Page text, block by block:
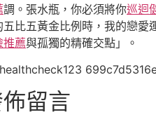
調。張水瓶，你必須將你巡迴
五比五黃金比例時，我的戀愛
推薦與孤獨的精確交點」。
留言